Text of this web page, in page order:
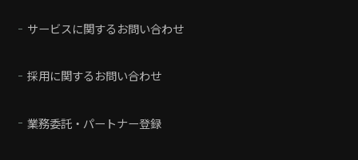
サービスに関するお問い合わせ
採用に関するお問い合わせ
業務委託・パートナー登録